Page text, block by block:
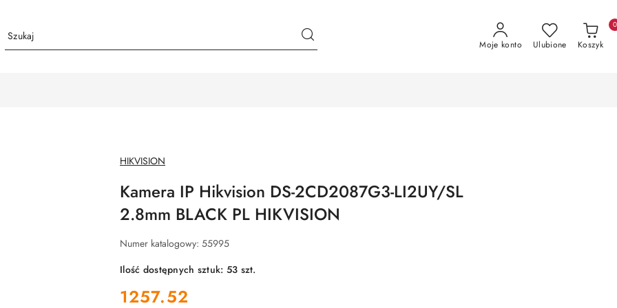
Moje konto Ulubione Koszyk
0
NAZWA
PRODUCENTA:
HIKVISION
Kamera IP Hikvision DS-2CD2087G3-LI2UY/SL
2.8mm BLACK PL HIKVISION
Numer katalogowy: 55995
Ilość dostępnych sztuk: 53 szt.
cena:
1257.52